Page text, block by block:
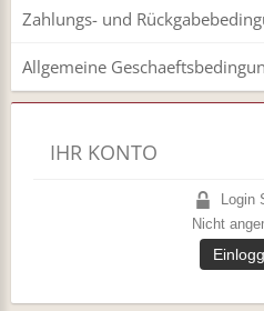
Zahlungs- und
Allgemeine
IHR KONTO
Login
Nicht